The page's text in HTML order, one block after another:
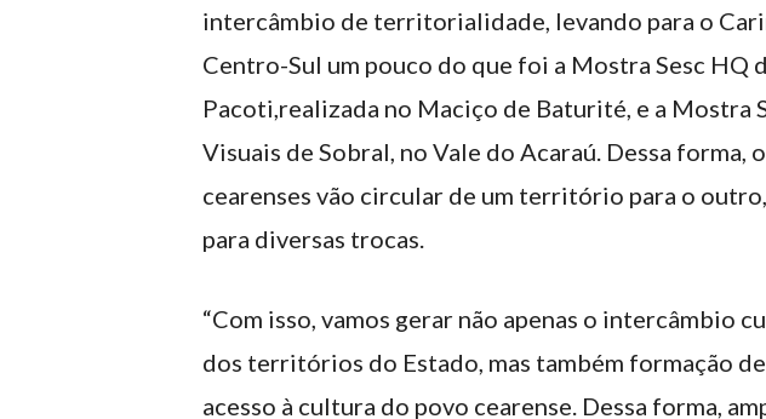
intercâmbio de territorialidade, levando para o
Centro-Sul um pouco do que foi a Mostra Sesc HQ
Pacoti,realizada no Maciço de Baturité, e a Mostra
Visuais de Sobral, no Vale do Acaraú. Dessa forma,
cearenses vão circular de um território para o
para diversas trocas.
“Com isso, vamos gerar não apenas o intercâmbio
dos territórios do Estado, mas também formação
acesso à cultura do povo cearense. Dessa forma,